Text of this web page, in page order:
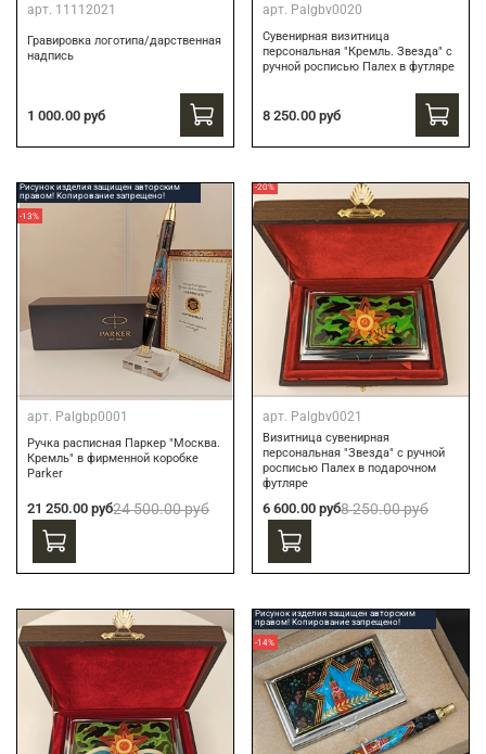
арт. 11112021
Гравировка логотипа/дарственная
надпись
1 000.00 руб
арт. Palgbv0020
Сувенирная визитница
персональная "Кремль. Звезда" с
ручной росписью Палех в футляре
8 250.00 руб
Рисунок изделия защищен авторским
правом! Копирование запрещено!
-13%
арт. Palgbp0001
Ручка расписная Паркер "Москва.
Кремль" в фирменной коробке
Parker
21 250.00 руб24 500.00 руб
-20%
арт. Palgbv0021
Визитница сувенирная
персональная "Звезда" с ручной
росписью Палех в подарочном
футляре
6 600.00 руб8 250.00 руб
Рисунок изделия защищен авторским
правом! Копирование запрещено!
-14%